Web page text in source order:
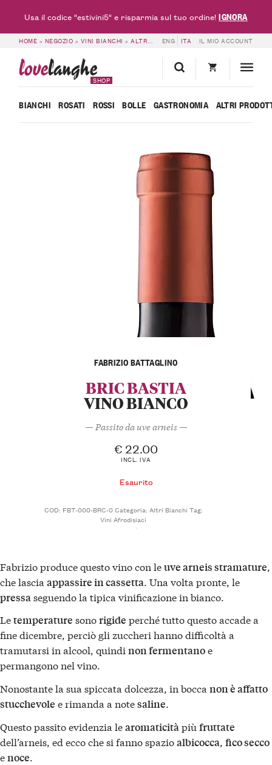
HOME » NEGOZIO » VINI BIANCHI »ALTRI BIANCHI »BRIC BASTIA – VINO
ENG ITA IL MIO ACCOUNT
lovelanghe
SHOP
BIANCHI ROSATI ROSSI BOLLE GASTRONOMIA ALTRI
FABRIZIO BATTAGLINO
BRIC BASTIA
VINO BIANCO
— Passito da uve arneis —
€ 22.00
INCL. IVA
Esaurito
COD: FBT-000-BRC-0Categoria: Altri Bianchi Tag:
Vini Afrodisiaci
Fabrizio produce questo vino con leuve arneis stramature,
che lascia appassire in cassetta. Una volta pronte, le
pressaseguendo la tipica vinificazione in bianco.
Letemperature sonorigide perché tutto questo accade a
fine dicembre, perciò gli zuccheri hanno difficoltà a
tramutarsi in alcool, quindi non fermentanoe
permangono nel vino.
Nonostante la sua spiccata dolcezza, in bocca non è affatto
stucchevole e rimanda a notesaline.
Questo passito evidenzia learomaticità più fruttate
dell’arneis, ed ecco che si fanno spazioalbicocca fico secco
enoce
Usa il codice "estivini5" e risparmia sul tuo ordine!IGNORA